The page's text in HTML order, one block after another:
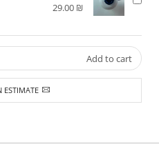
29.00 ₪
ESTIMATE